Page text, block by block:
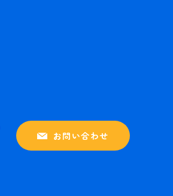
お問い合わせ